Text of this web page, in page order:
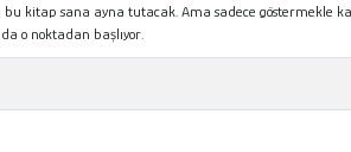
kitap sana ayna tutacak. Ama sadece göstermekle
o noktadan başlıyor.